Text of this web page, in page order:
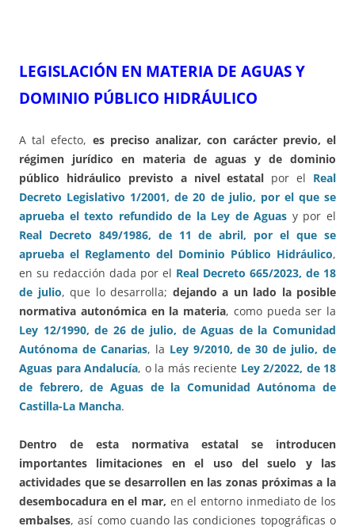
LEGISLACIÓN EN MATERIA DE AGUAS Y
DOMINIO PÚBLICO HIDRÁULICO
A tal efecto, es preciso analizar, con carácter previo, el
régimen jurídico en materia de aguas y de dominio
público hidráulico previsto a nivel estatal por el Real
Decreto Legislativo 1/2001, de 20 de julio, por el que se
aprueba el texto refundido de la Ley de Aguas y por el
Real Decreto 849/1986, de 11 de abril, por el que se
aprueba el Reglamento del Dominio Público Hidráulico,
en su redacción dada por el Real Decreto 665/2023, de 18
de julio, que lo desarrolla; dejando a un lado la posible
normativa autonómica en la materia, como pueda ser la
Ley 12/1990, de 26 de julio, de Aguas de la Comunidad
Autónoma de Canarias, la Ley 9/2010, de 30 de julio, de
Aguas para Andalucía, o la más reciente Ley 2/2022, de 18
de febrero, de Aguas de la Comunidad Autónoma de
Castilla-La Mancha.
Dentro de esta normativa estatal se introducen
importantes limitaciones en el uso del suelo y las
actividades que se desarrollen en las zonas próximas a la
desembocadura en el mar, en el entorno inmediato de los
embalses, así como cuando las condiciones topográficas o